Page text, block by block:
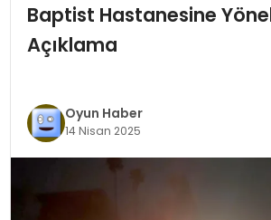
EĞITIM
SAĞLIK
Baptist Hastanesine
Açıklama
Oyun Haber
14 Nisan 2025